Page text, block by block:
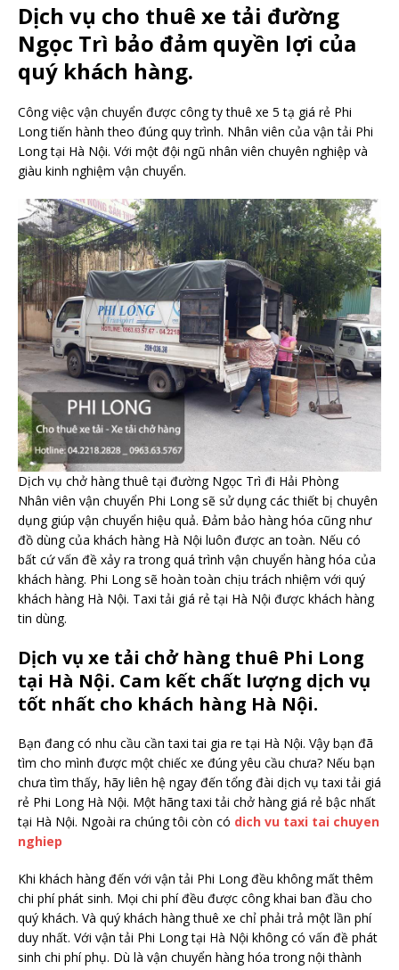
Dịch vụ cho thuê xe tải đường
Ngọc Trì bảo đảm quyền lợi của
quý khách hàng.
Công việc vận chuyển được công ty thuê xe 5 tạ giá rẻ Phi
Long tiến hành theo đúng quy trình. Nhân viên của vận tải Phi
Long tại Hà Nội. Với một đội ngũ nhân viên chuyên nghiệp và
giàu kinh nghiệm vận chuyển.
Dịch vụ chở hàng thuê tại đường Ngọc Trì đi Hải Phòng
Nhân viên vận chuyển Phi Long sẽ sử dụng các thiết bị chuyên
dụng giúp vận chuyển hiệu quả. Đảm bảo hàng hóa cũng như
đồ dùng của khách hàng Hà Nội luôn được an toàn. Nếu có
bất cứ vấn đề xảy ra trong quá trình vận chuyển hàng hóa của
khách hàng. Phi Long sẽ hoàn toàn chịu trách nhiệm với quý
khách hàng Hà Nội. Taxi tải giá rẻ tại Hà Nội được khách hàng
tin dùng.
Dịch vụ xe tải chở hàng thuê Phi Long
tại Hà Nội. Cam kết chất lượng dịch vụ
tốt nhất cho khách hàng Hà Nội.
Bạn đang có nhu cầu cần taxi tai gia re tại Hà Nội. Vậy bạn đã
tìm cho mình được một chiếc xe đúng yêu cầu chưa? Nếu bạn
chưa tìm thấy, hãy liên hệ ngay đến tổng đài dịch vụ taxi tải giá
rẻ Phi Long Hà Nội. Một hãng taxi tải chở hàng giá rẻ bậc nhất
tại Hà Nội. Ngoài ra chúng tôi còn có dich vu taxi tai chuyen
nghiep
Khi khách hàng đến với vận tải Phi Long đều không mất thêm
chi phí phát sinh. Mọi chi phí đều được công khai ban đầu cho
quý khách. Và quý khách hàng thuê xe chỉ phải trả một lần phí
duy nhất. Với vận tải Phi Long tại Hà Nội không có vấn đề phát
sinh chi phí phụ. Dù là vận chuyển hàng hóa trong nội thành